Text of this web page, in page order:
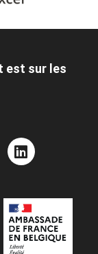
est sur les